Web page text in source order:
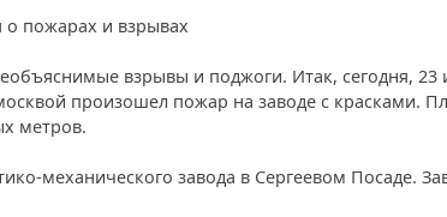
о пожарах и взрывах
взрывы и поджоги. Итак, сегодня, 23
произошел пожар на заводе с красками.
метров.
механического завода в Сергеевом Посаде.